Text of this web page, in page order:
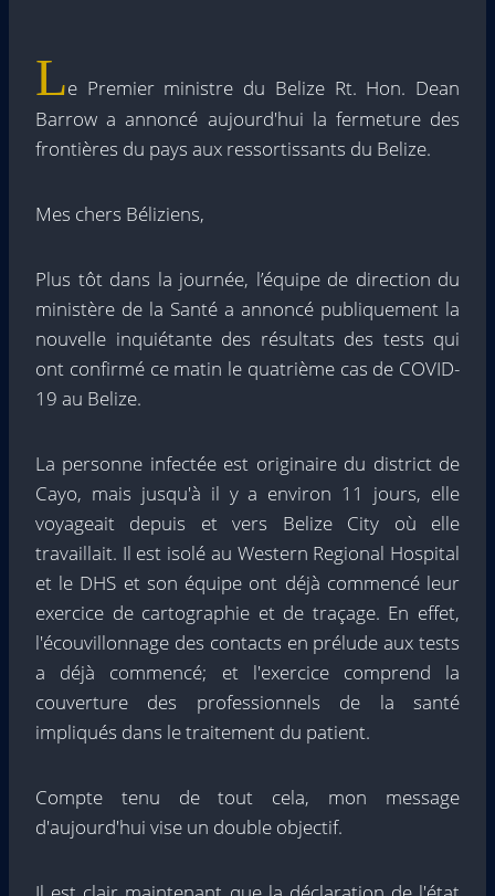
Le Premier ministre du Belize Rt. Hon. Dean
Barrow a annoncé aujourd'hui la fermeture des
frontières du pays aux ressortissants du Belize.
Mes chers Béliziens,
Plus tôt dans la journée, l’équipe de direction du
ministère de la Santé a annoncé publiquement la
nouvelle inquiétante des résultats des tests qui
ont confirmé ce matin le quatrième cas de COVID-
19 au Belize.
La personne infectée est originaire du district de
Cayo, mais jusqu'à il y a environ 11 jours, elle
voyageait depuis et vers Belize City où elle
travaillait. Il est isolé au Western Regional Hospital
et le DHS et son équipe ont déjà commencé leur
exercice de cartographie et de traçage. En effet,
l'écouvillonnage des contacts en prélude aux tests
a déjà commencé; et l'exercice comprend la
couverture des professionnels de la santé
impliqués dans le traitement du patient.
Compte tenu de tout cela, mon message
d'aujourd'hui vise un double objectif.